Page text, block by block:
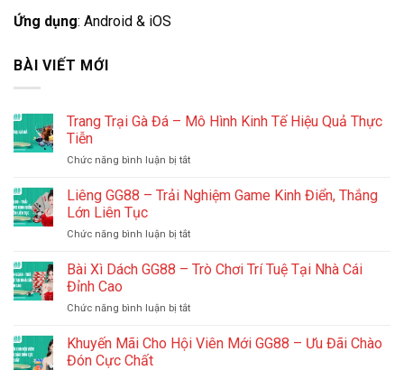
Ứng dụng: Android & iOS
BÀI VIẾT MỚI
Trang Trại Gà Đá – Mô Hình Kinh Tế Hiệu Quả Thực
Tiễn
Chức năng bình luận bị tắtở
Trại
Gà
–
Hình
Hiệu
Thực
Liêng GG88 – Trải Nghiệm Game Kinh Điển, Thắng
Lớn Liên Tục
Chức năng bình luận bị tắtở
GG88
Nghiệm
Kinh
Bài Xì Dách GG88 – Trò Chơi Trí Tuệ Tại Nhà Cái
Đỉnh Cao
Chức năng bình luận bị tắtở
Xì
Khuyến Mãi Cho Hội Viên Mới GG88 – Ưu Đãi Chào
Đón Cực Chất